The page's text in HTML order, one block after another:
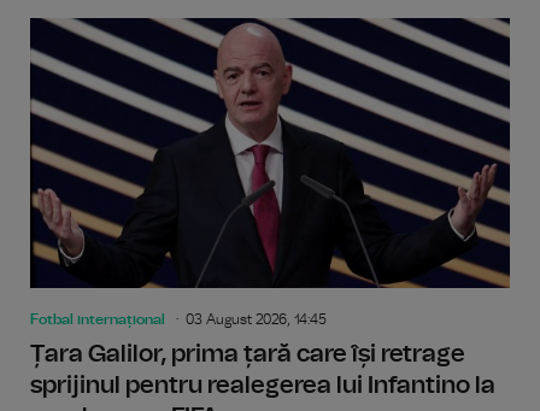
Fotbal internațional 03 August 2026, 14:45
Țara Galilor, prima țară care își retrage
sprijinul pentru realegerea lui Infantino la